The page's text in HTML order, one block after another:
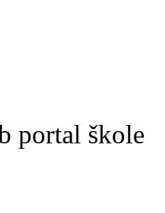
portal škole